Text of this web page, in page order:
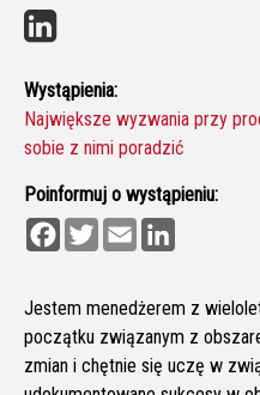
Wystąpienia:
Największe wyzwania przy
sobie z nimi poradzić
Poinformuj o wystąpieniu:
F
a
b
o
o
k
T
w
t
e
r
E
m
l
e
d
I
n
Jestem menedżerem z
początku związanym z
zmian i chętnie się uczę w